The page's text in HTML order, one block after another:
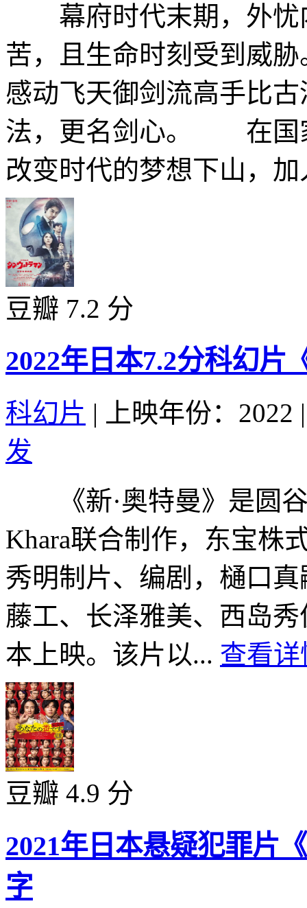
幕府时代末期，外忧
苦，且生命时刻受到威
感动飞天御剑流高手比
法，更名剑心。 在国
改变时代的梦想下山，
豆瓣 7.2 分
2022年日本7.2分科幻片
科幻片 | 上映年份：2022 |
发
《新·奥特曼》是圆谷
Khara联合制作，东宝株
秀明制片、编剧，樋口
藤工、长泽雅美、西岛
本上映。该片以... 查看详
豆瓣 4.9 分
2021年日本悬疑犯罪片
字